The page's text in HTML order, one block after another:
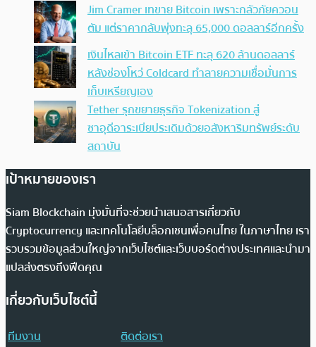
Jim Cramer เทขาย Bitcoin เพราะกลัวภัยควอน
ตัม แต่ราคากลับพุ่งทะลุ 65,000 ดอลลาร์อีกครั้ง
เงินไหลเข้า Bitcoin ETF ทะลุ 620 ล้านดอลลาร์
หลังช่องโหว่ Coldcard ทำลายความเชื่อมั่นการ
เก็บเหรียญเอง
Tether รุกขยายธุรกิจ Tokenization สู่
ซาอุดีอาระเบียประเดิมด้วยอสังหาริมทรัพย์ระดับ
สถาบัน
เป้าหมายของเรา
Siam Blockchain มุ่งมั่นที่จะช่วยนำเสนอสารเกี่ยวกับ
Cryptocurrency และเทคโนโลยีบล็อกเชนเพื่อคนไทย ในภาษาไทย เรา
รวบรวมข้อมูลส่วนใหญ่จากเว็บไซต์และเว็บบอร์ดต่างประเทศและนำมา
แปลส่งตรงถึงฟีดคุณ
เกี่ยวกับเว็บไซต์นี้
ทีมงาน
ติดต่อเรา